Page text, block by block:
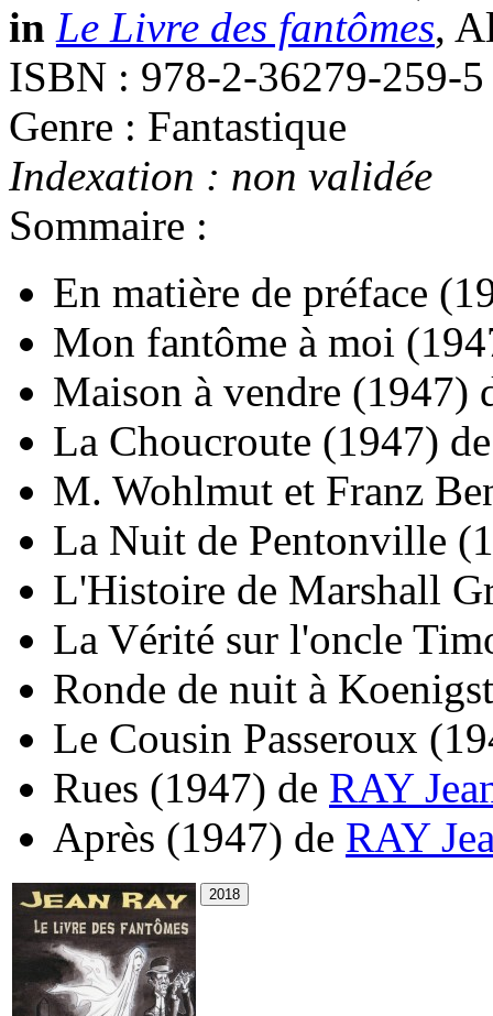
in Le Livre des fantômes,
ISBN : 978-2-36279-259-5
Genre : Fantastique
Indexation : non validée
Sommaire :
En matière de préface
Mon fantôme à moi
Maison à vendre (1947)
La Choucroute (1947)
M. Wohlmut et Franz
La Nuit de Pentonville
L'Histoire de Marshall
La Vérité sur l'oncle
Ronde de nuit à
Le Cousin Passeroux
Rues (1947) de RAY
Après (1947) de RAY